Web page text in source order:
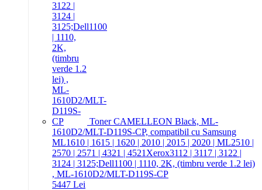
Toner CAMELLEON Black, ML-
1610D2/MLT-D119S-CP, compatibil cu Samsung
ML1610 | 1615 | 1620 | 2010 | 2015 | 2020 | ML2510 |
2570 | 2571 | 4321 | 4521Xerox3112 | 3117 | 3122 |
3124 | 3125;Dell1100 | 1110, 2K, (timbru verde 1.2 lei)
, ML-1610D2/MLT-D119S-CP
5447 Lei